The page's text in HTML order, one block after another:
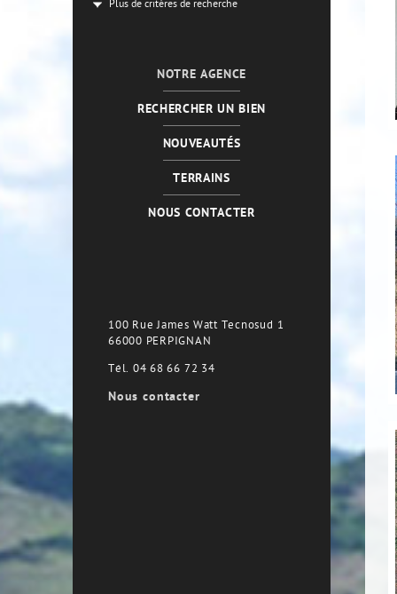
Plus de critères de recherche
NOTRE AGENCE
RECHERCHER UN BIEN
NOUVEAUTÉS
TERRAINS
NOUS CONTACTER
100 Rue James Watt Tecnosud 1
66000 PERPIGNAN
Tél. 04 68 66 72 34
Nous contacter